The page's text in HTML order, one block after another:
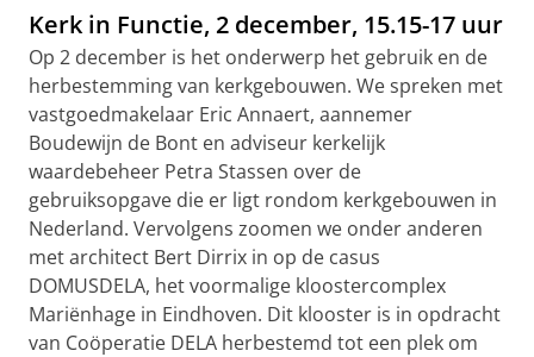
Kerk in Functie, 2 december, 15.15-17 uur
Op 2 december is het onderwerp het gebruik en de
herbestemming van kerkgebouwen. We spreken met
vastgoedmakelaar Eric Annaert, aannemer
Boudewijn de Bont en adviseur kerkelijk
waardebeheer Petra Stassen over de
gebruiksopgave die er ligt rondom kerkgebouwen in
Nederland. Vervolgens zoomen we onder anderen
met architect Bert Dirrix in op de casus
DOMUSDELA, het voormalige kloostercomplex
Mariënhage in Eindhoven. Dit klooster is in opdracht
van Coöperatie DELA herbestemd tot een plek om